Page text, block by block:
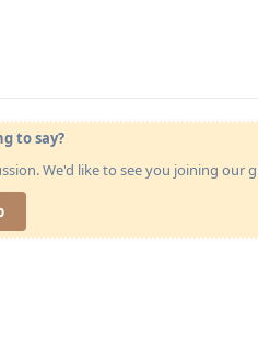
to say?
We'd like to see you joining our